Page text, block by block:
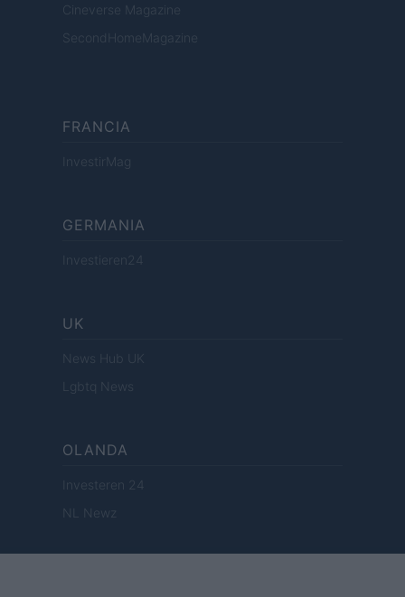
Cineverse Magazine
SecondHomeMagazine
FRANCIA
InvestirMag
GERMANIA
Investieren24
UK
News Hub UK
Lgbtq News
OLANDA
Investeren 24
NL Newz